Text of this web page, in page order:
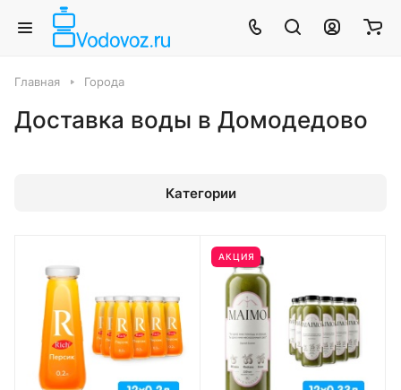
Главная Города
Доставка воды в Домодедово
Категории
АКЦИЯ